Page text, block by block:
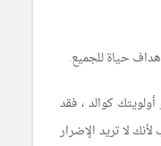
حياة للجميع.
كوالد ، فقد
لا تريد الإضرار